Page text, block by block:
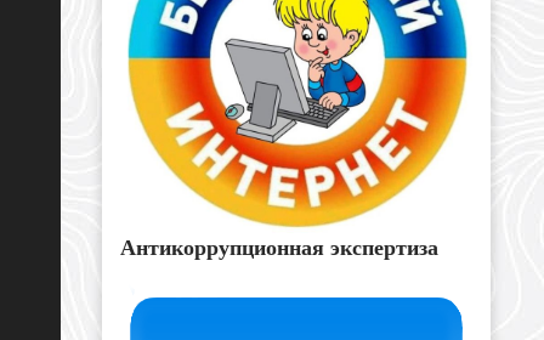
Антикоррупционная экспертиза